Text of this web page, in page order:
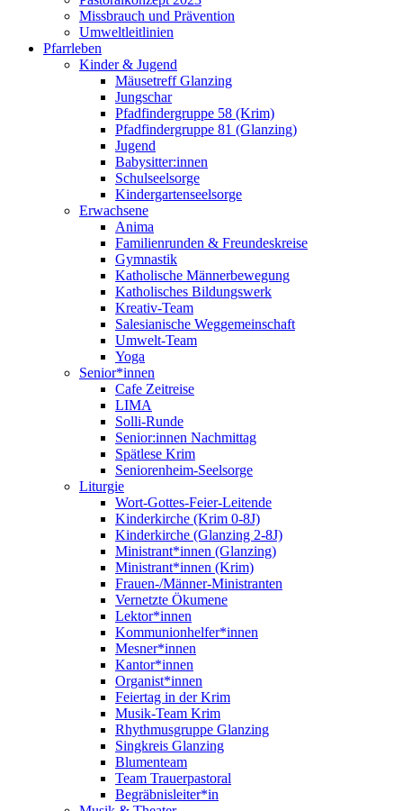
Missbrauch und Prävention
Umweltleitlinien
Pfarrleben
Kinder & Jugend
Mäusetreff Glanzing
Jungschar
Pfadfindergruppe 58 (Krim)
Pfadfindergruppe 81 (Glanzing)
Jugend
Babysitter:innen
Schulseelsorge
Kindergartenseelsorge
Erwachsene
Anima
Familienrunden & Freundeskreise
Gymnastik
Katholische Männerbewegung
Katholisches Bildungswerk
Kreativ-Team
Salesianische Weggemeinschaft
Umwelt-Team
Yoga
Senior*innen
Cafe Zeitreise
LIMA
Solli-Runde
Senior:innen Nachmittag
Spätlese Krim
Seniorenheim-Seelsorge
Liturgie
Wort-Gottes-Feier-Leitende
Kinderkirche (Krim 0-8J)
Kinderkirche (Glanzing 2-8J)
Ministrant*innen (Glanzing)
Ministrant*innen (Krim)
Frauen-/Männer-Ministranten
Vernetzte Ökumene
Lektor*innen
Kommunionhelfer*innen
Mesner*innen
Kantor*innen
Organist*innen
Feiertag in der Krim
Musik-Team Krim
Rhythmusgruppe Glanzing
Singkreis Glanzing
Blumenteam
Team Trauerpastoral
Begräbnisleiter*in